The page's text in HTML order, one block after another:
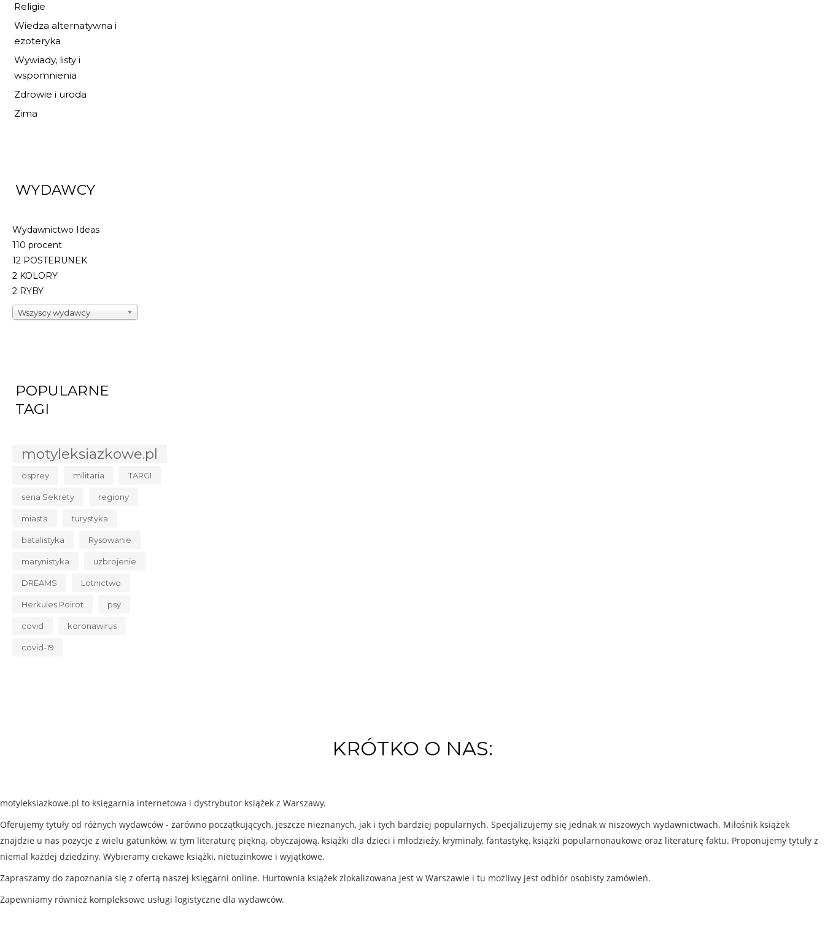
Religie
Wiedza alternatywna i
ezoteryka
Wywiady, listy i
wspomnienia
Zdrowie i uroda
Zima
WYDAWCY
Wydawnictwo Ideas
110 procent
12 POSTERUNEK
2 KOLORY
2 RYBY
Wszyscy wydawcy
POPULARNE
TAGI
motyleksiazkowe.pl
osprey militaria TARGI
seria Sekrety regiony
miasta turystyka
batalistyka Rysowanie
marynistyka uzbrojenie
DREAMS Lotnictwo
Herkules Poirot psy
covid koronawirus
covid-19
KRÓTKO O NAS:
motyleksiazkowe.pl to księgarnia internetowa i dystrybutor książek z Warszawy.
Oferujemy tytuły od różnych wydawców - zarówno początkujących, jeszcze nieznanych, jak i tych bardziej popularnych. Specjalizujemy się jednak w niszowych wydawnictwach. Miłośnik książek
znajdzie u nas pozycje z wielu gatunków, w tym literaturę piękną, obyczajową, książki dla dzieci i młodzieży, kryminały, fantastykę, książki popularnonaukowe oraz literaturę faktu. Proponujemy tytuły z
niemal każdej dziedziny. Wybieramy ciekawe książki, nietuzinkowe i wyjątkowe.
Zapraszamy do zapoznania się z ofertą naszej księgarni online. Hurtownia książek zlokalizowana jest w Warszawie i tu możliwy jest odbiór osobisty zamówień.
Zapewniamy również kompleksowe usługi logistyczne dla wydawców.